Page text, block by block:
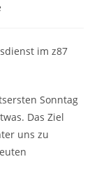
im z87
Sonntag
Das Ziel
uns zu